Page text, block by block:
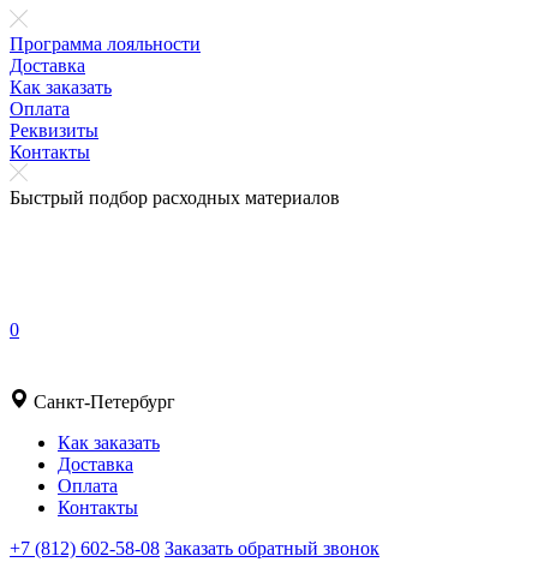
Программа лояльности
Доставка
Как заказать
Оплата
Реквизиты
Контакты
Быстрый подбор расходных материалов
0
Санкт-Петербург
Как заказать
Доставка
Оплата
Контакты
+7 (812) 602-58-08 Заказать обратный звонок